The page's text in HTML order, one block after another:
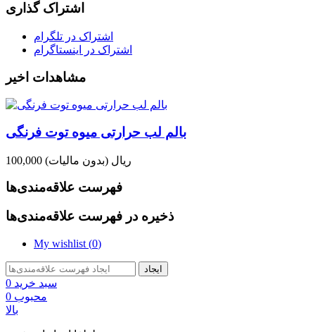
اشتراک گذاری
اشتراک در تلگرام
اشتراک در اینستاگرام
مشاهدات اخیر
بالم لب حرارتی میوه توت فرنگی
100,000 ریال (بدون مالیات)
فهرست علاقه‌مندی‌ها
ذخیره در فهرست علاقه‌مندی‌ها
My wishlist (0)
ایجاد
سبد خرید 0
محبوب 0
بالا